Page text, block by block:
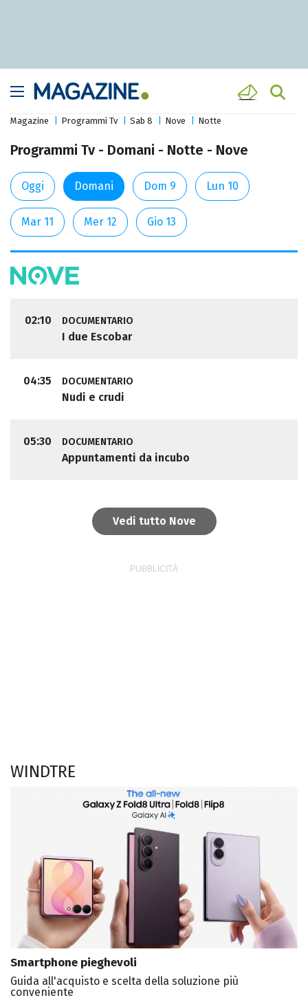
Magazine Programmi Tv Sab 8 Nove Notte
Programmi Tv - Domani - Notte - Nove
Oggi Domani Dom 9 Lun 10
Mar 11 Mer 12 Gio 13
02:10 DOCUMENTARIO
I due Escobar
04:35 DOCUMENTARIO
Nudi e crudi
05:30 DOCUMENTARIO
Appuntamenti da incubo
Vedi tutto Nove
WINDTRE
Smartphone pieghevoli
Guida all'acquisto e scelta della soluzione più
conveniente